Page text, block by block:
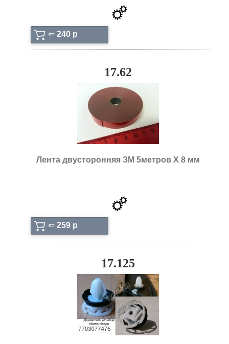
⇐ 240 p
17.62
Лента двусторонняя ЗМ 5метров Х 8 мм
⇐ 259 p
17.125